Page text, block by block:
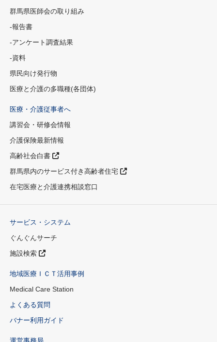
群馬県医師会の取り組み
-報告書
-アンケート調査結果
-資料
県民向け発行物
医療と介護の多職種(各団体)
医療・介護従事者へ
講習会・研修会情報
介護保険最新情報
高齢社会白書
群馬県内のサービス付き高齢者住宅
在宅医療と介護連携相談窓口
サービス・システム
ぐんぐんサーチ
施設検索
地域医療ＩＣＴ活用事例
Medical Care Station
よくある質問
バナー利用ガイド